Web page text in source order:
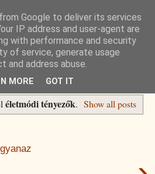
életmódi tényezők. Show all posts
Google to deliver its services
IP address and user-agent are
with performance and security
of service, generate usage
address abuse.
MORE GOT IT